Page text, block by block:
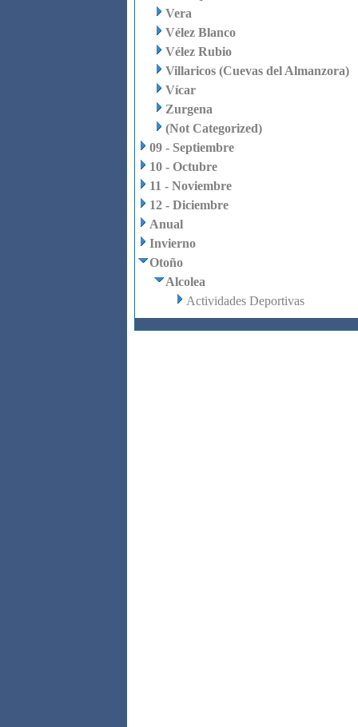
Vera
Vélez Blanco
Vélez Rubio
Villaricos (Cuevas del Almanzora)
Vícar
Zurgena
(Not Categorized)
09 - Septiembre
10 - Octubre
11 - Noviembre
12 - Diciembre
Anual
Invierno
Otoño
Alcolea
Actividades Deportivas